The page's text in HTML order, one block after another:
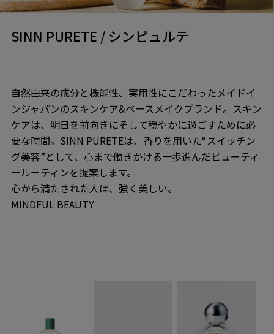
SINN PURETE / シンピュルテ
自然由来の成分と機能性、実用性にこだわったメイドイ
ンジャパンのスキンケア&ベースメイクブランド。スキン
ケアは、明日を前向きにそして穏やかに過ごすために必
要な時間。SINN PURETEは、香りを用いた“スイッチン
グ美容”として、心まで働きかける一歩進んだビューティ
ールーティンを提案します。
心から満たされた人は、強く美しい。
MINDFUL BEAUTY